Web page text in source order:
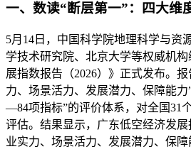
一、数读“断层第一”：四大维
5月14日，中国科学院地理科学与资
学技术研究院、北京大学等权威机
展指数报告（2026）》正式发布。
力、场景活力、发展潜力、保障能力
—84项指标”的评价体系，对全国31
评估。结果显示，广东低空经济发
业实力、场景活力、发展潜力、保障